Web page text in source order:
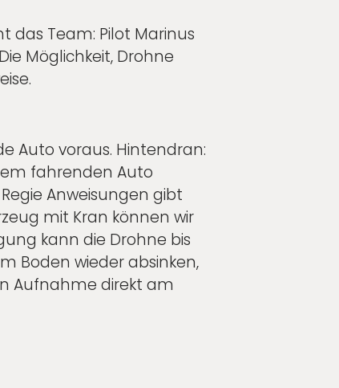
das Team: Pilot Marinus
Möglichkeit, Drohne
Auto voraus. Hintendran:
fahrenden Auto
Anweisungen gibt
mit Kran können wir
kann die Drohne bis
Boden wieder absinken,
Aufnahme direkt am